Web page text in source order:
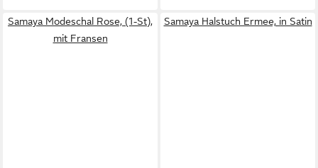
Samaya Modeschal Rose, (1-St),
mit Fransen
Samaya Halstuch Ermee, in Satin